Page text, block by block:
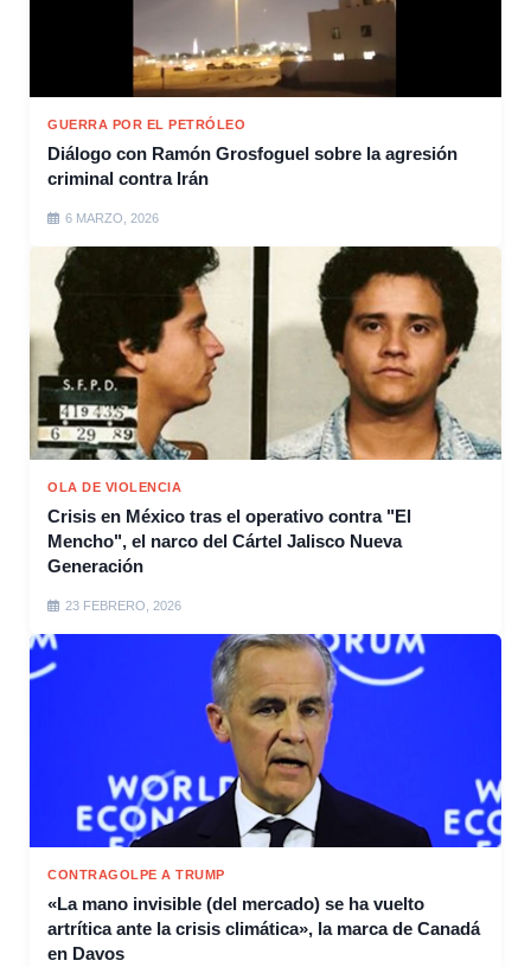
GUERRA POR EL PETRÓLEO
Diálogo con Ramón Grosfoguel sobre la agresión
criminal contra Irán
6 MARZO, 2026
OLA DE VIOLENCIA
Crisis en México tras el operativo contra "El
Mencho", el narco del Cártel Jalisco Nueva
Generación
23 FEBRERO, 2026
CONTRAGOLPE A TRUMP
«La mano invisible (del mercado) se ha vuelto
artrítica ante la crisis climática», la marca de Canadá
en Davos